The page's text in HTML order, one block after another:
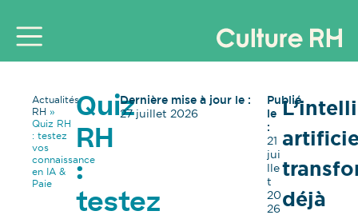
Actualités
RH »
Quiz RH
: testez
vos
connaissance
en IA &
Paie
Quiz
RH
:
testez
Dernière mise à jour le :
27 juillet 2026
Publié
le
:
21
jui
lle
t
20
26déjà